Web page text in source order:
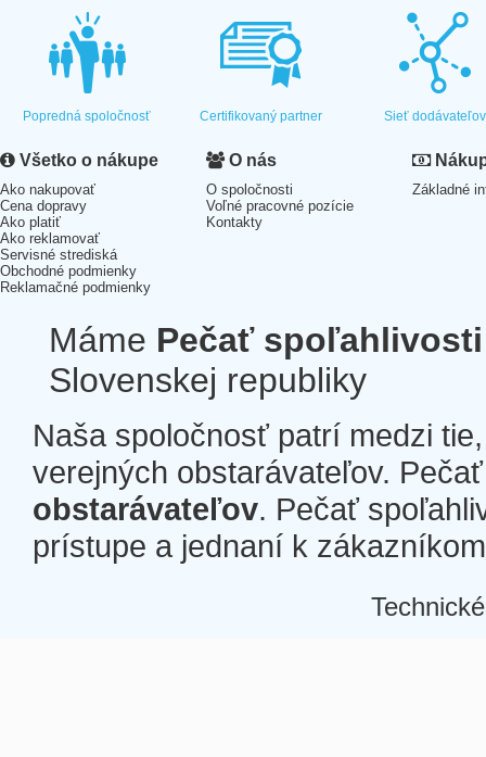
Popredná spoločnosť Certifikovaný partner Sieť dodávateľov
Všetko o nákupe
Ako nakupovať
Cena dopravy
Ako platiť
Ako reklamovať
Servisné strediská
Obchodné podmienky
Reklamačné podmienky
O nás
O spoločnosti
Voľné pracovné pozície
Kontakty
Základné
Máme Pečať spoľahlivosti
Slovenskej republiky
Naša spoločnosť patrí medzi
verejných obstarávateľov.
obstarávateľov. Pečať
prístupe a jednaní k